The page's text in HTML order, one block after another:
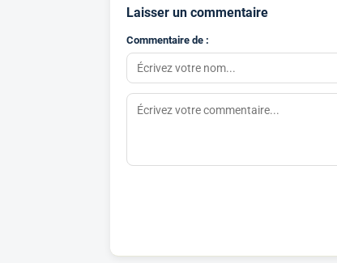
Laisser un commentaire
Commentaire de :